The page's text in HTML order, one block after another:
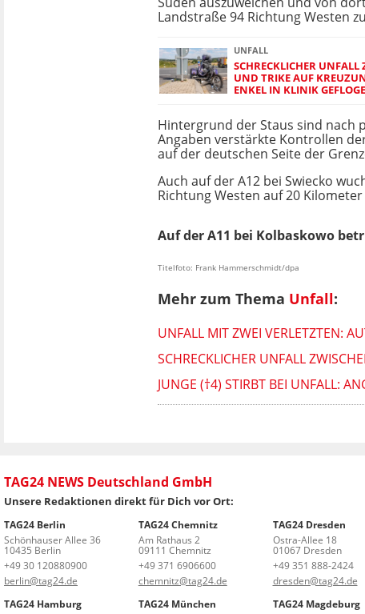
Landstraße 94 Richtung Westen
UNFALL
SCHRECKLICHER
UND TRIKE AUF
ENKEL IN KLINIK
Hintergrund der Staus sind nach
Angaben verstärkte Kontrollen
auf der deutschen Seite der
Auch auf der A12 bei Swiecko
Richtung Westen auf 20
Auf der A11 bei Kolbaskowo
Titelfoto: Frank Hammerschmidt/dpa
Mehr zum Thema Unfall:
UNFALL MIT ZWEI VERLETZTEN:
SCHRECKLICHER UNFALL
JUNGE (†4) STIRBT BEI UNFALL:
TAG24 NEWS Deutschland GmbH
Unsere Redaktionen direkt für Dich vor Ort:
TAG24 Berlin
Schönhauser Allee 36
10435 Berlin
+49 30 120880900
berlin@tag24.de
TAG24 Chemnitz
Am Rathaus 2
09111 Chemnitz
+49 371 6906600
chemnitz@tag24.de
TAG24 Dresden
Ostra-Allee 18
01067 Dresden
+49 351 888-2424
dresden@tag24.de
TAG24 Hamburg
TAG24 München
TAG24 Magdeburg